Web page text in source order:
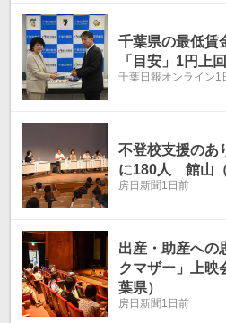
千葉県の最低賃
「目安」1円上
千葉日報オンライン1
不登校支援の
に180人 館山（
房日新聞1日前
出産・助産へ
クマザー」上
葉県）
房日新聞1日前